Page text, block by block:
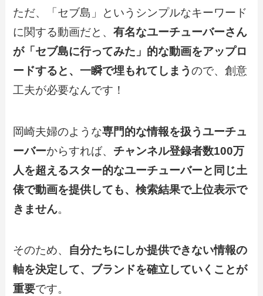
ただ、「セブ島」というシンプルなキーワード
に関する動画だと、有名なユーチューバーさん
が「セブ島に行ってみた」的な動画をアップロ
ードすると、一瞬で埋もれてしまうので、創意
工夫が必要なんです！
岡崎夫婦のような専門的な情報を扱うユーチュ
ーバーからすれば、 チャンネル登録者数100万
人を超えるスター的なユーチューバーと同じ土
俵で動画を提供しても、検索結果で上位表示で
きません。
そのため、 自分たちにしか提供できない情報の
軸を決定して、ブランドを確立していくことが
重要です。